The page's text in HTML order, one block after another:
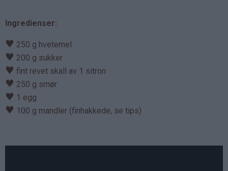
Ingredienser:
♥ 250 g hvetemel
♥ 200 g sukker
♥ fint revet skall av 1 sitron
♥ 250 g smør
♥ 1 egg
♥ 100 g mandler (finhakkede, se tips)